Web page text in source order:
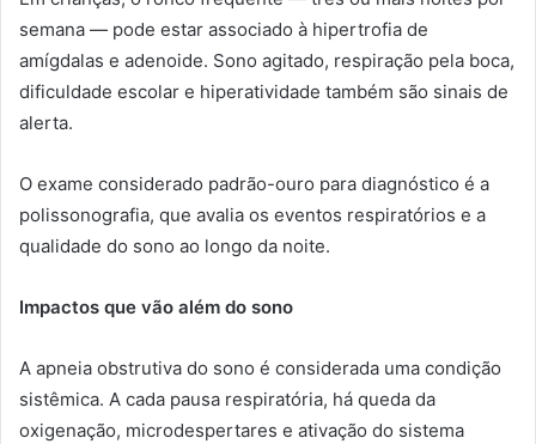
semana — pode estar associado à hipertrofia de
amígdalas e adenoide. Sono agitado, respiração pela boca,
dificuldade escolar e hiperatividade também são sinais de
alerta.
O exame considerado padrão-ouro para diagnóstico é a
polissonografia, que avalia os eventos respiratórios e a
qualidade do sono ao longo da noite.
Impactos que vão além do sono
A apneia obstrutiva do sono é considerada uma condição
sistêmica. A cada pausa respiratória, há queda da
oxigenação, microdespertares e ativação do sistema